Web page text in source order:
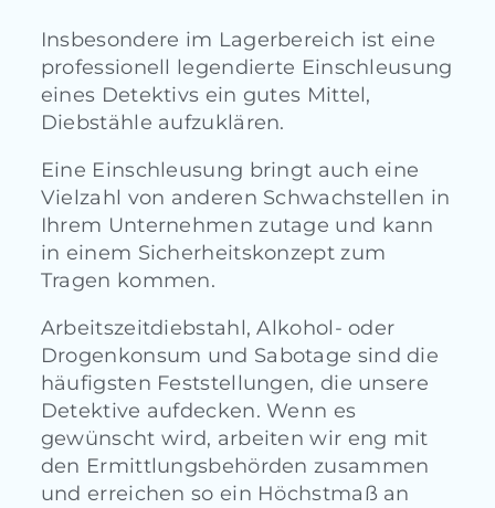
Insbesondere im Lagerbereich ist eine
professionell legendierte Einschleusung
eines Detektivs ein gutes Mittel,
Diebstähle aufzuklären.
Eine Einschleusung bringt auch eine
Vielzahl von anderen Schwachstellen in
Ihrem Unternehmen zutage und kann
in einem Sicherheitskonzept zum
Tragen kommen.
Arbeitszeitdiebstahl, Alkohol- oder
Drogenkonsum und Sabotage sind die
häufigsten Feststellungen, die unsere
Detektive aufdecken. Wenn es
gewünscht wird, arbeiten wir eng mit
den Ermittlungsbehörden zusammen
und erreichen so ein Höchstmaß an